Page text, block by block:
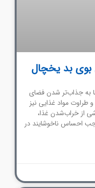
بوی بد یخچال
به جذاب‌تر شدن فضای
طراوت مواد غذایی نیز
از خراب‌شدن غذا،
احساس ناخوشایند در